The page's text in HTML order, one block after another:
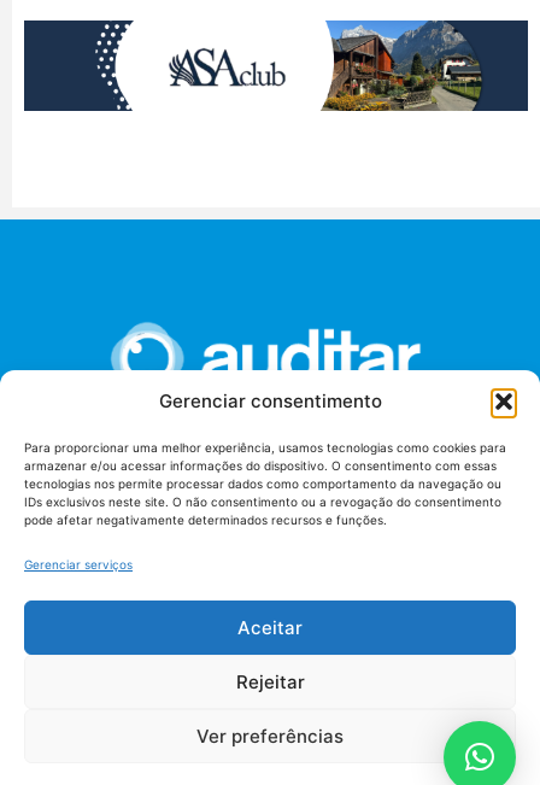
Gerenciar consentimento
Para proporcionar uma melhor experiência, usamos tecnologias como cookies para
armazenar e/ou acessar informações do dispositivo. O consentimento com essas
tecnologias nos permite processar dados como comportamento da navegação ou
IDs exclusivos neste site. O não consentimento ou a revogação do consentimento
pode afetar negativamente determinados recursos e funções.
Gerenciar serviços
Aceitar
Rejeitar
Ver preferências
União dos Auditores Federais de Controle Externo -
AUDITAR
Setor de Administração Federal Sul (SAF/Sul), Qd. 04, Lt. 01
Tribunal de Contas da União (TCU), Subsolo, Sala S04
Termos de uso